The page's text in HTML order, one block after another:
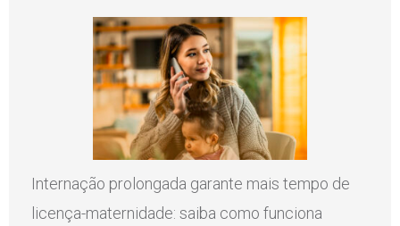
Internação prolongada garante mais tempo de
licença-maternidade: saiba como funciona